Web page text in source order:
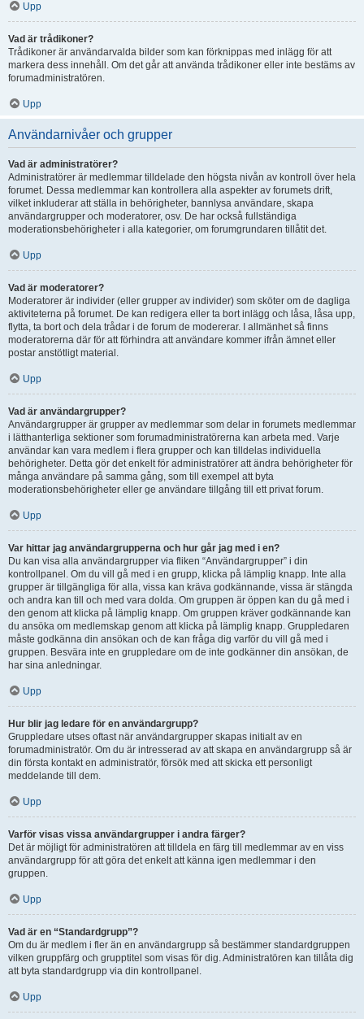
Upp
Vad är trådikoner?
Trådikoner är användarvalda bilder som kan förknippas med inlägg för att
markera dess innehåll. Om det går att använda trådikoner eller inte bestäms av
forumadministratören.
Upp
Användarnivåer och grupper
Vad är administratörer?
Administratörer är medlemmar tilldelade den högsta nivån av kontroll över hela
forumet. Dessa medlemmar kan kontrollera alla aspekter av forumets drift,
vilket inkluderar att ställa in behörigheter, bannlysa användare, skapa
användargrupper och moderatorer, osv. De har också fullständiga
moderationsbehörigheter i alla kategorier, om forumgrundaren tillåtit det.
Upp
Vad är moderatorer?
Moderatorer är individer (eller grupper av individer) som sköter om de dagliga
aktiviteterna på forumet. De kan redigera eller ta bort inlägg och låsa, låsa upp,
flytta, ta bort och dela trådar i de forum de modererar. I allmänhet så finns
moderatorerna där för att förhindra att användare kommer ifrån ämnet eller
postar anstötligt material.
Upp
Vad är användargrupper?
Användargrupper är grupper av medlemmar som delar in forumets medlemmar
i lätthanterliga sektioner som forumadministratörerna kan arbeta med. Varje
användar kan vara medlem i flera grupper och kan tilldelas individuella
behörigheter. Detta gör det enkelt för administratörer att ändra behörigheter för
många användare på samma gång, som till exempel att byta
moderationsbehörigheter eller ge användare tillgång till ett privat forum.
Upp
Var hittar jag användargrupperna och hur går jag med i en?
Du kan visa alla användargrupper via fliken “Användargrupper” i din
kontrollpanel. Om du vill gå med i en grupp, klicka på lämplig knapp. Inte alla
grupper är tillgängliga för alla, vissa kan kräva godkännande, vissa är stängda
och andra kan till och med vara dolda. Om gruppen är öppen kan du gå med i
den genom att klicka på lämplig knapp. Om gruppen kräver godkännande kan
du ansöka om medlemskap genom att klicka på lämplig knapp. Gruppledaren
måste godkänna din ansökan och de kan fråga dig varför du vill gå med i
gruppen. Besvära inte en gruppledare om de inte godkänner din ansökan, de
har sina anledningar.
Upp
Hur blir jag ledare för en användargrupp?
Gruppledare utses oftast när användargrupper skapas initialt av en
forumadministratör. Om du är intresserad av att skapa en användargrupp så är
din första kontakt en administratör, försök med att skicka ett personligt
meddelande till dem.
Upp
Varför visas vissa användargrupper i andra färger?
Det är möjligt för administratören att tilldela en färg till medlemmar av en viss
användargrupp för att göra det enkelt att känna igen medlemmar i den
gruppen.
Upp
Vad är en “Standardgrupp”?
Om du är medlem i fler än en användargrupp så bestämmer standardgruppen
vilken gruppfärg och grupptitel som visas för dig. Administratören kan tillåta dig
att byta standardgrupp via din kontrollpanel.
Upp